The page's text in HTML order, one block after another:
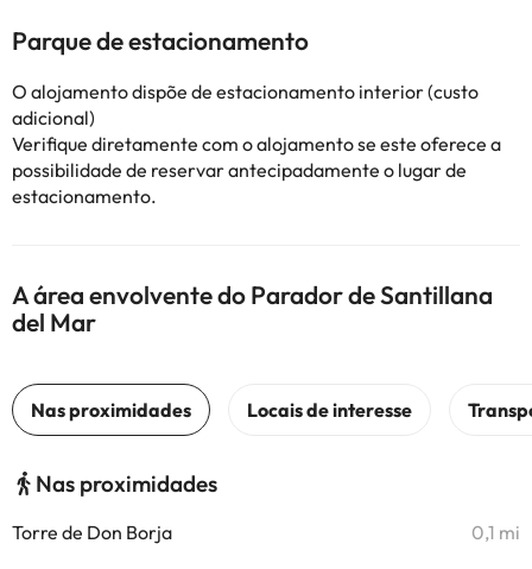
Parque de estacionamento
O alojamento dispõe de estacionamento interior (custo
adicional)
Verifique diretamente com o alojamento se este oferece a
possibilidade de reservar antecipadamente o lugar de
estacionamento.
A área envolvente do Parador de Santillana
del Mar
Nas proximidades
Torre de Don Borja 0,1 mi